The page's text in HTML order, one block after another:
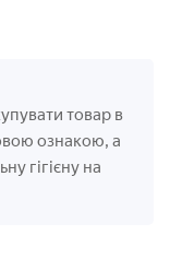
товар в
ознакою, а
гігієну на